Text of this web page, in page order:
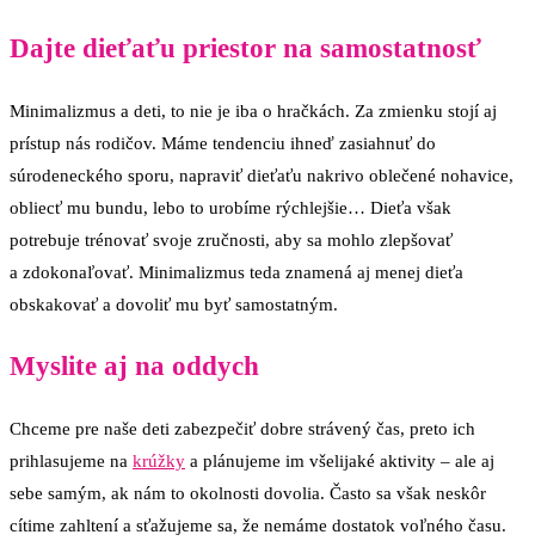
Dajte dieťaťu priestor na samostatnosť
Minimalizmus a deti, to nie je iba o hračkách. Za zmienku stojí aj
prístup nás rodičov. Máme tendenciu ihneď zasiahnuť do
súrodeneckého sporu, napraviť dieťaťu nakrivo oblečené nohavice,
obliecť mu bundu, lebo to urobíme rýchlejšie… Dieťa však
potrebuje trénovať svoje zručnosti, aby sa mohlo zlepšovať
a zdokonaľovať. Minimalizmus teda znamená aj menej dieťa
obskakovať a dovoliť mu byť samostatným.
Myslite aj na oddych
Chceme pre naše deti zabezpečiť dobre strávený čas, preto ich
prihlasujeme na krúžky a plánujeme im všelijaké aktivity – ale aj
sebe samým, ak nám to okolnosti dovolia. Často sa však neskôr
cítime zahltení a sťažujeme sa, že nemáme dostatok voľného času.